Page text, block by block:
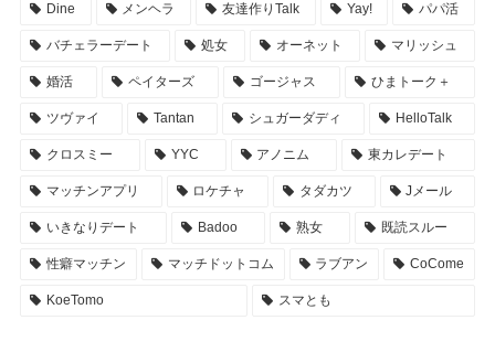
Dine メンヘラ 友達作りTalk Yay! パパ活
バチェラーデート 処女 オーネット マリッシュ
婚活 ペイターズ ゴージャス ひまトーク＋
ツヴァイ Tantan シュガーダディ HelloTalk
クロスミー YYC アノニム 東カレデート
マッチンアプリ ロケチャ タダカツ Jメール
いきなりデート Badoo 熟女 既読スルー
性癖マッチン マッチドットコム ラブアン CoCome
KoeTomo スマとも